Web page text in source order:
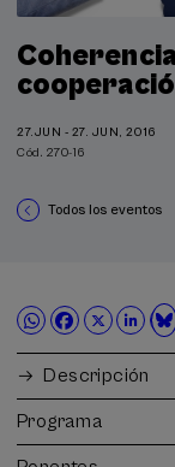
27.JUN - 27. JUN, 2016
Cód. 270-16
Todos los eventos
Descripción
Programa